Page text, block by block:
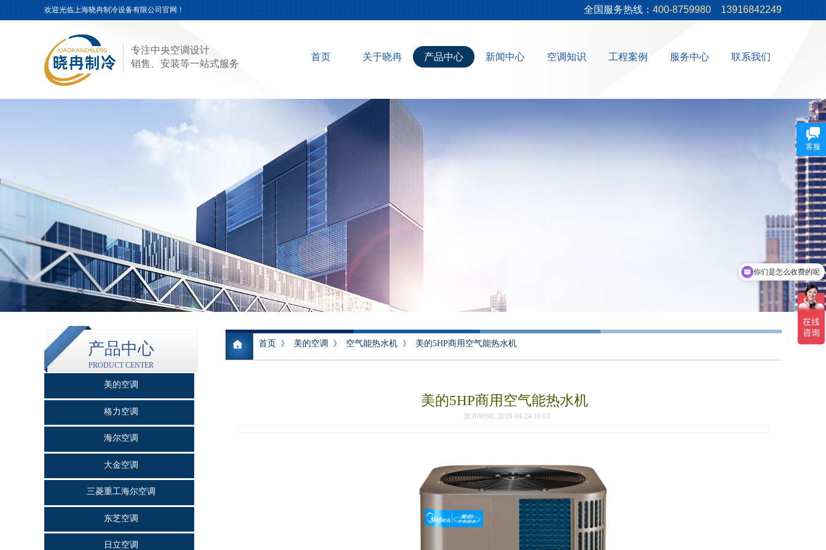
专注中央空调设计
销售、安装等一站式服务
全国服务热线：400-8759980 13916842249
首页 关于晓冉 产品中心 新闻中心 空调知识 工程案例 服务中心 联系我们
欢迎光临上海晓冉制冷设备有限公司官网！
产品中心
PRODUCT CENTER
首页 》 美的空调 》 空气能热水机 》 美的5HP商用空气能热水机
美的5HP商用空气能热水机
发布时间: 2019-04-24 18:03
美的空调
格力空调
海尔空调
大金空调
三菱重工海尔空调
东芝空调
日立空调
客服
你们是怎么收费的呢